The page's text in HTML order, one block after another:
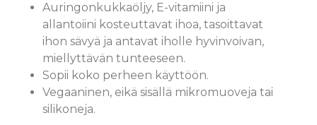
Auringonkukkaöljy, E-vitamiini ja
allantoiini kosteuttavat ihoa, tasoittavat
ihon sävyä ja antavat iholle hyvinvoivan,
miellyttävän tunteeseen.
Sopii koko perheen käyttöön.
Vegaaninen, eikä sisällä mikromuoveja tai
silikoneja.